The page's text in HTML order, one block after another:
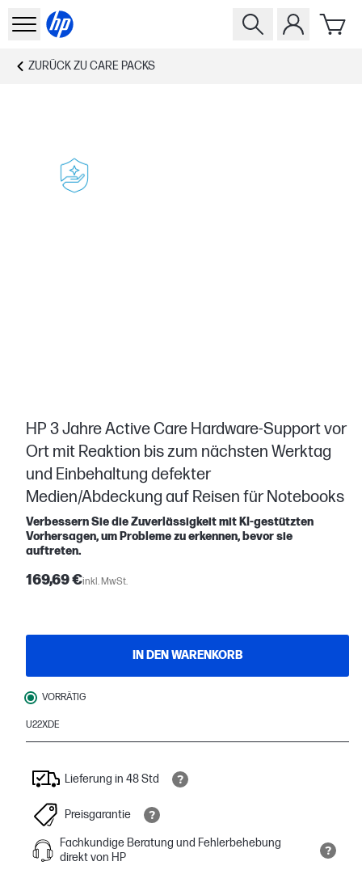
ZURÜCK ZU CARE PACKS
HP 3 Jahre Active Care Hardware-Support vor
Ort mit Reaktion bis zum nächsten Werktag
und Einbehaltung defekter
Medien/Abdeckung auf Reisen für Notebooks
Verbessern Sie die Zuverlässigkeit mit KI-gestützten
Vorhersagen, um Probleme zu erkennen, bevor sie
auftreten.
169,69 €inkl. MwSt.
IN DEN WARENKORB
VORRÄTIG
U22XDE
Lieferung in 48 Std
Preisgarantie
Fachkundige Beratung und Fehlerbehebung
direkt von HP